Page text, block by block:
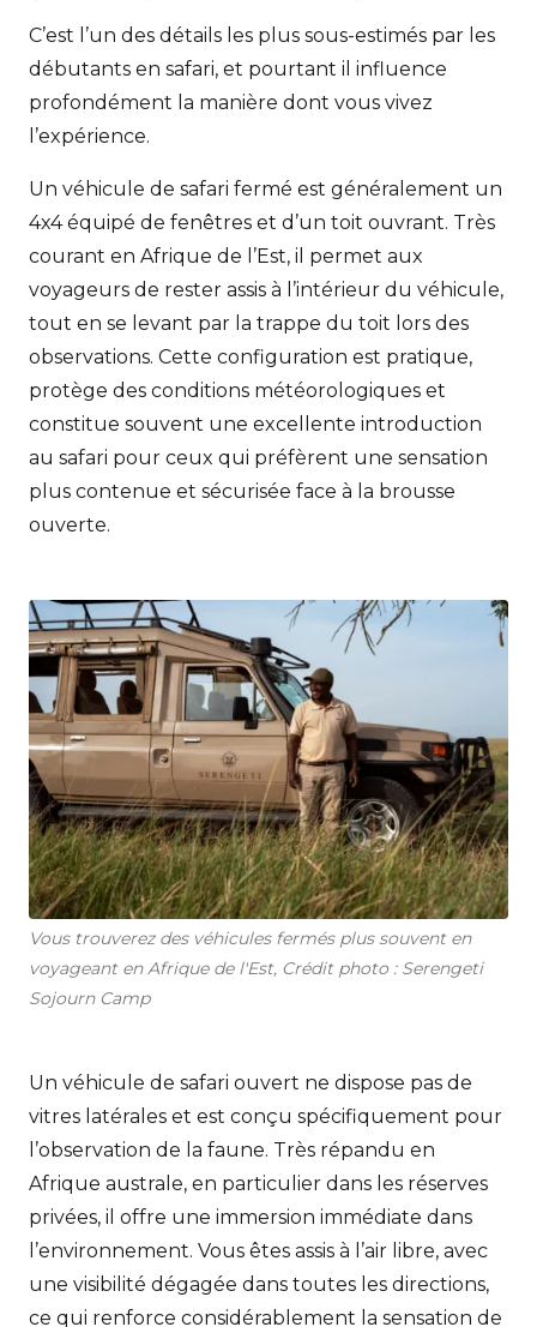
C’est l’un des détails les plus sous-estimés par les
débutants en safari, et pourtant il influence
profondément la manière dont vous vivez
l’expérience.
Un véhicule de safari fermé est généralement un
4x4 équipé de fenêtres et d’un toit ouvrant. Très
courant en Afrique de l’Est, il permet aux
voyageurs de rester assis à l’intérieur du véhicule,
tout en se levant par la trappe du toit lors des
observations. Cette configuration est pratique,
protège des conditions météorologiques et
constitue souvent une excellente introduction
au safari pour ceux qui préfèrent une sensation
plus contenue et sécurisée face à la brousse
ouverte.
Vous trouverez des véhicules fermés plus souvent en
voyageant en Afrique de l'Est, Crédit photo : Serengeti
Sojourn Camp
Un véhicule de safari ouvert ne dispose pas de
vitres latérales et est conçu spécifiquement pour
l’observation de la faune. Très répandu en
Afrique australe, en particulier dans les réserves
privées, il offre une immersion immédiate dans
l’environnement. Vous êtes assis à l’air libre, avec
une visibilité dégagée dans toutes les directions,
ce qui renforce considérablement la sensation de